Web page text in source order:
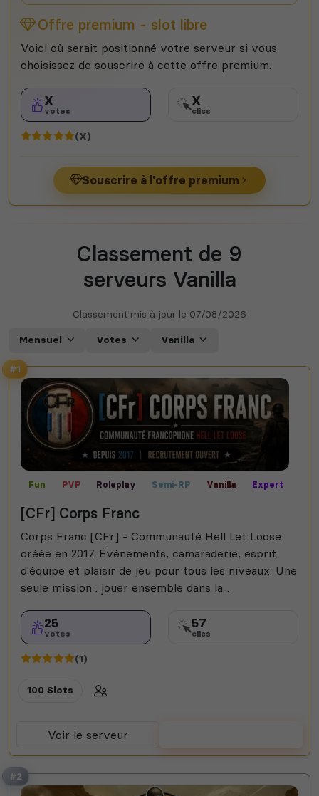
Offre premium - slot libre
Voici où serait positionné votre serveur si vous
choisissez de souscrire à cette offre premium.
X
votes
X
clics
(X)
Souscrire à l'offre premium
Classement de 9
serveurs Vanilla
Classement mis à jour le 07/08/2026
Mensuel Votes Vanilla
#1
Fun PVP Roleplay Semi-RP Vanilla Expert
[CFr] Corps Franc
Corps Franc [CFr] - Communauté Hell Let Loose
créée en 2017. Événements, camaraderie, esprit
d'équipe et plaisir de jeu pour tous les niveaux. Une
seule mission : jouer ensemble dans la...
25
votes
57
clics
(1)
100 Slots
Voir le serveur
#2